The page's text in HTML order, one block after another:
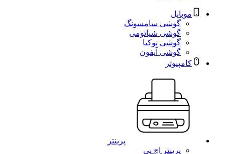
موبایل
گوشی سامسونگ
گوشی شیائومی
گوشی نوکیا
گوشی آیفون
کامپیوتر
پرینتر
پرینتر اچ پی